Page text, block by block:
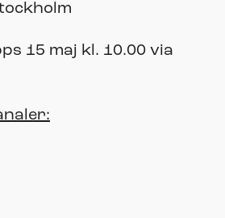
15 maj kl. 10.00 via